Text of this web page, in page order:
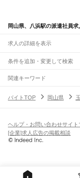
岡山県、八浜駅の派遣社員求
求人の詳細を表示
条件を追加・変更して検索
市区町村を追加・変更
岡山県すべて
倉敷市津山市玉野市笠
真庭市美作市浅口市
駅を追加・変更
三石駅 吉永駅和気駅 熊山駅
JR山陽本線(岡山～三原)
岡山駅 北長瀬駅
西大寺駅
東岡山
飲食・フードサービス
飲食・フードサービス
ホールスタッフ
営業・販売
特徴を追加・変更
人気
短期 単発・1日OK 期
契約社員
関連キーワード
バイトTOP
岡山県
ヘルプ・お問い合わせサイト
[企業]求人広告の掲載相談